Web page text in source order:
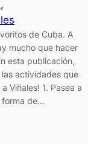
de Cuba. A
mucho que hacer
esta publicación,
actividades que
Viñales! 1. Pasea a
forma de…